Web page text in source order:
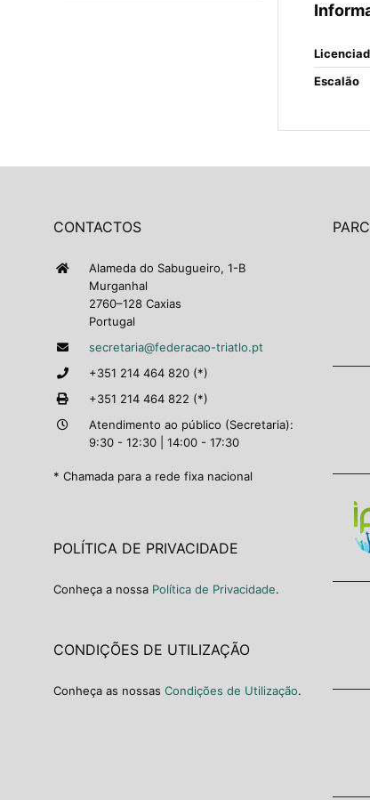
Escalão
CONTACTOS
Alameda do Sabugueiro, 1-B
Murganhal
2760–128 Caxias
Portugal
secretaria@federacao-triatlo.pt
+351 214 464 820 (*)
+351 214 464 822 (*)
Atendimento ao público (Secretaria):
9:30 - 12:30 | 14:00 - 17:30
* Chamada para a rede fixa nacional
POLÍTICA DE PRIVACIDADE
Conheça a nossa Política de Privacidade.
CONDIÇÕES DE UTILIZAÇÃO
Conheça as nossas Condições de Utilização.